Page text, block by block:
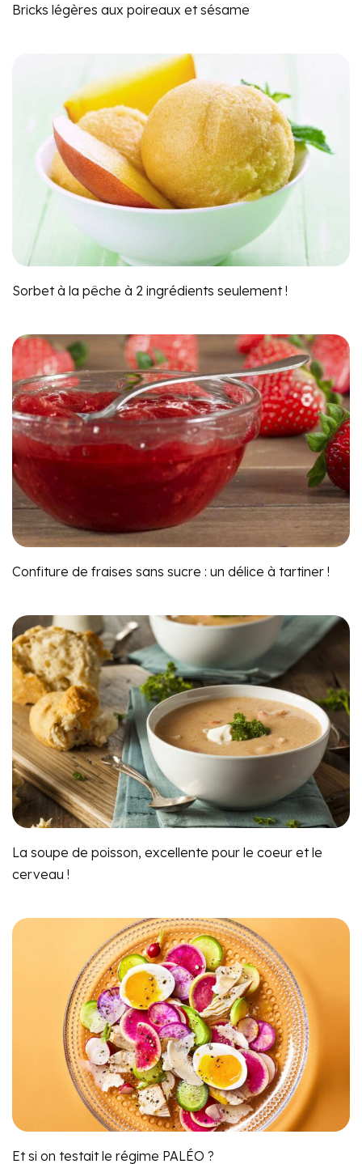
Bricks légères aux poireaux et sésame
Sorbet à la pêche à 2 ingrédients seulement !
Confiture de fraises sans sucre : un délice à tartiner !
La soupe de poisson, excellente pour le coeur et le
cerveau !
Et si on testait le régime PALÉO ?